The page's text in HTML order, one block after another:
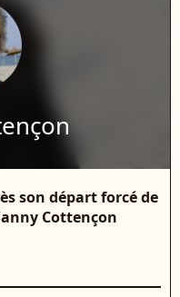
son départ forcé de
Cottençon